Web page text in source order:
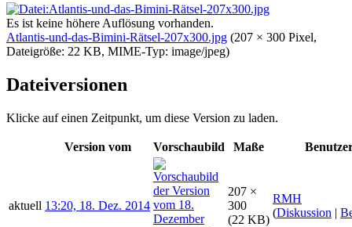
Es ist keine höhere Auflösung vorhanden.
Atlantis-und-das-Bimini-Rätsel-207x300.jpg (207 × 300 Pixel,
Dateigröße: 22 KB, MIME-Typ: image/jpeg)
Dateiversionen
Klicke auf einen Zeitpunkt, um diese Version zu laden.
Version vom Vorschaubild Maße
aktuell 13:20, 18. Dez. 2014
207 ×
300
(22 KB)
RMH
(Diskussion |